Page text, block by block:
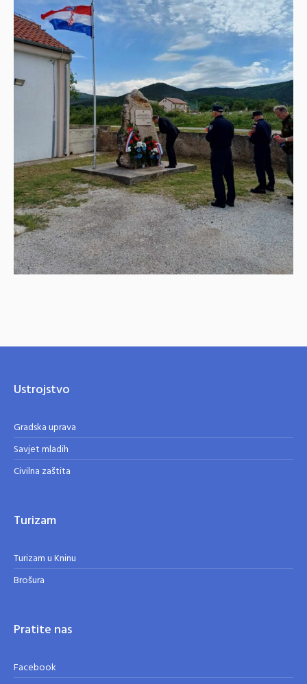
Ustrojstvo
Gradska uprava
Savjet mladih
Civilna zaštita
Turizam
Turizam u Kninu
Brošura
Pratite nas
Facebook